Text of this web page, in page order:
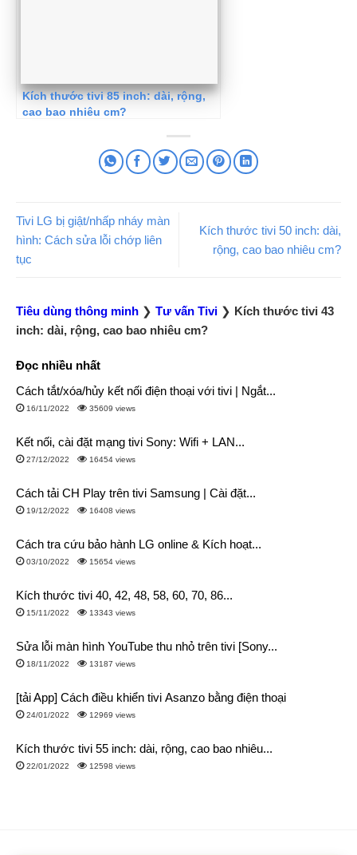
Kích thước tivi 85 inch: dài, rộng,
cao bao nhiêu cm?
Tivi LG bị giật/nhấp nháy màn
hình: Cách sửa lỗi chớp liên
tục
Kích thước tivi 50 inch: dài,
rộng, cao bao nhiêu cm?
Tiêu dùng thông minh ❯ Tư vấn Tivi ❯ Kích thước tivi 43
inch: dài, rộng, cao bao nhiêu cm?
Đọc nhiều nhất
Cách tắt/xóa/hủy kết nối điện thoại với tivi | Ngắt...
16/11/2022 35609 views
Kết nối, cài đặt mạng tivi Sony: Wifi + LAN...
27/12/2022 16454 views
Cách tải CH Play trên tivi Samsung | Cài đặt...
19/12/2022 16408 views
Cách tra cứu bảo hành LG online & Kích hoạt...
03/10/2022 15654 views
Kích thước tivi 40, 42, 48, 58, 60, 70, 86...
15/11/2022 13343 views
Sửa lỗi màn hình YouTube thu nhỏ trên tivi [Sony...
18/11/2022 13187 views
[tải App] Cách điều khiển tivi Asanzo bằng điện thoại
24/01/2022 12969 views
Kích thước tivi 55 inch: dài, rộng, cao bao nhiêu...
22/01/2022 12598 views